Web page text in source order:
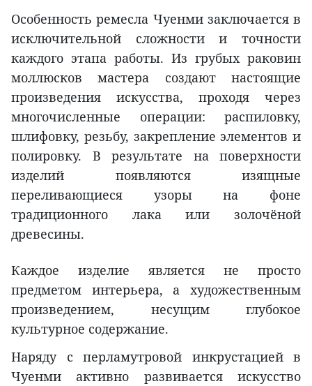
Особенность ремесла Чуенми заключается в
исключительной сложности и точности
каждого этапа работы. Из грубых раковин
моллюсков мастера создают настоящие
произведения искусства, проходя через
многочисленные операции: распиловку,
шлифовку, резьбу, закрепление элементов и
полировку. В результате на поверхности
изделий появляются изящные
переливающиеся узоры на фоне
традиционного лака или золочёной
древесины.
Каждое изделие является не просто
предметом интерьера, а художественным
произведением, несущим глубокое
культурное содержание.
Наряду с перламутровой инкрустацией в
Чуенми активно развивается искусство